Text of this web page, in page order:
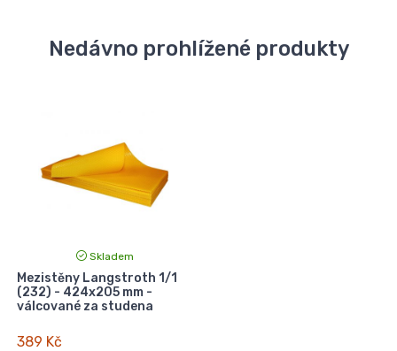
Nedávno prohlížené produkty
Skladem
Mezistěny Langstroth 1/1
(232) - 424x205 mm -
válcované za studena
389 Kč